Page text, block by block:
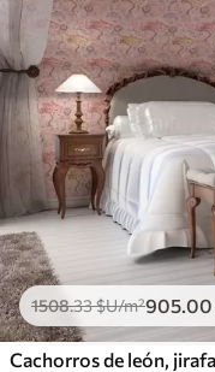
1508.33$U/m²905.00